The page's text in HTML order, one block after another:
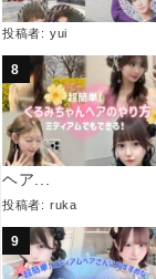
投稿者: yui
ヘア...
投稿者: ruka